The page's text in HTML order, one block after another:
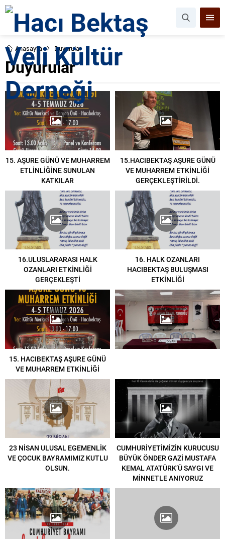
Anasayfa Duyurular
Duyurular
15. AŞURE GÜNÜ VE MUHARREM
ETLİNLİĞİNE SUNULAN
KATKILAR
15.HACIBEKTAŞ AŞURE GÜNÜ
VE MUHARREM ETKİNLİĞİ
GERÇEKLEŞTİRİLDİ.
16.ULUSLARARASI HALK
OZANLARI ETKİNLİĞİ
GERÇEKLEŞTİ
16. HALK OZANLARI
HACIBEKTAŞ BULUŞMASI
ETKİNLİĞİ
15. HACIBEKTAŞ AŞURE GÜNÜ
VE MUHARREM ETKİNLİĞİ
23 NİSAN ULUSAL EGEMENLİK
VE ÇOCUK BAYRAMIMIZ KUTLU
OLSUN.
CUMHURİYETİMİZİN KURUCUSU
BÜYÜK ÖNDER GAZİ MUSTAFA
KEMAL ATATÜRK’Ü SAYGI VE
MİNNETLE ANIYORUZ